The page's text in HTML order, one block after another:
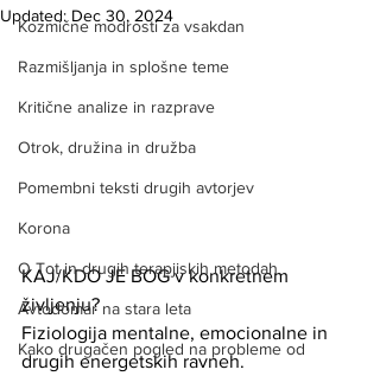
Kozmične modrosti za vsakdan
Razmišljanja in splošne teme
Kritične analize in razprave
Otrok, družina in družba
Pomembni teksti drugih avtorjev
Korona
O Tot in drugih terapjiskih metodah
Avtodomar na stara leta
Kako drugačen pogled na probleme od
Updated: Dec 30, 2024
KAJ/KDO JE BOG v konkretnem
življenju?
Fiziologija mentalne, emocionalne in
drugih energetskih ravneh.